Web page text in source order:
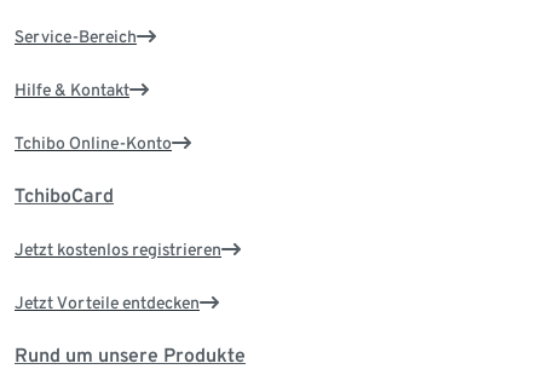
Service-Bereich
Hilfe & Kontakt
Tchibo Online-Konto
TchiboCard
Jetzt kostenlos registrieren
Jetzt Vorteile entdecken
Rund um unsere Produkte